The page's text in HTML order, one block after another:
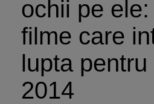
ochii pe
filme care
lupta
2014